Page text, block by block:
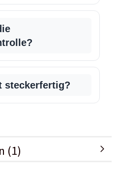
steckerfertig?
(1)